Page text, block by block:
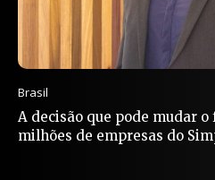
Brasil
A decisão que pode mudar
milhões de empresas do